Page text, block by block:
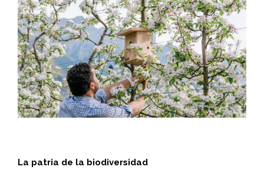
La patria de la biodiversidad